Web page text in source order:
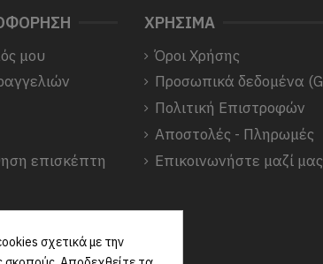
μου
επισκέπτη
ΧΡΗΣΙΜΑ
Όροι Χρήσης
Προσωπικά δεδομένα
Πολιτική Επιστροφών
Αποστολές - Πληρωμές
Επικοινωνήστε μαζί μας
σχετικά με την